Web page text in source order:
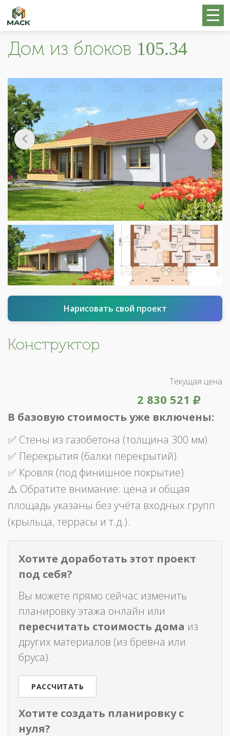
Дом из блоков 105.34
Нарисовать свой проект
Конструктор
Текущая цена
2 830 521
В базовую стоимость уже включены:
✅ Стены из газобетона (толщина 300 мм)
✅ Перекрытия (балки перекрытий)
✅ Кровля (под финишное покрытие)
⚠️ Обратите внимание: цена и общая
площадь указаны без учёта входных групп
(крыльца, террасы и т.д.).
Хотите доработать этот проект
под себя?
Вы можете прямо сейчас изменить
планировку этажа онлайн или
пересчитать стоимость дома из
других материалов (из бревна или
бруса).
РАССЧИТАТЬ
Хотите создать планировку с
нуля?